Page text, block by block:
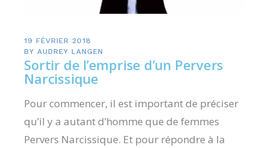
19 FÉVRIER 2018
BY AUDREY LANGEN
Sortir de l’emprise d’un Pervers
Narcissique
Pour commencer, il est important de préciser
qu’il y a autant d’homme que de femmes
Pervers Narcissique. Et pour répondre à la